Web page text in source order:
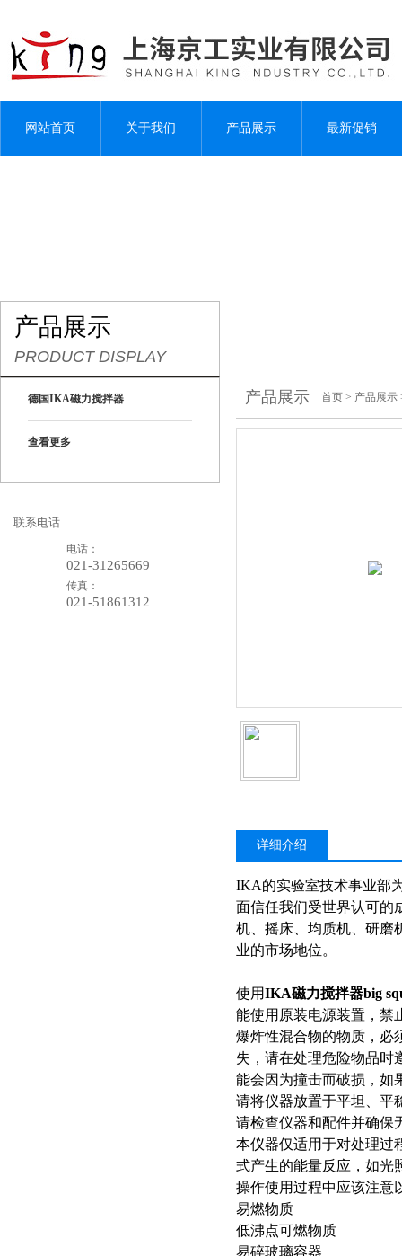
网站首页 关于我们 产品展示 最新促销
产品展示
PRODUCT DISPLAY
德国IKA磁力搅拌器
查看更多
联系电话
电话：
021-31265669
传真：
021-51861312
产品展示 首页 > 产品展示
详细介绍
IKA的实验室技术事业部
面信任我们受世界认可的
机、摇床、均质机、研磨
业的市场地位。
使用IKA磁力搅拌器big
能使用原装电源装置，禁
爆炸性混合物的物质，必
失，请在处理危险物品时
能会因为撞击而破损，如
请将仪器放置于平坦、平
请检查仪器和配件并确保
本仪器仅适用于对处理过
式产生的能量反应，如光
操作使用过程中应该注意
易燃物质
低沸点可燃物质
易碎玻璃容器